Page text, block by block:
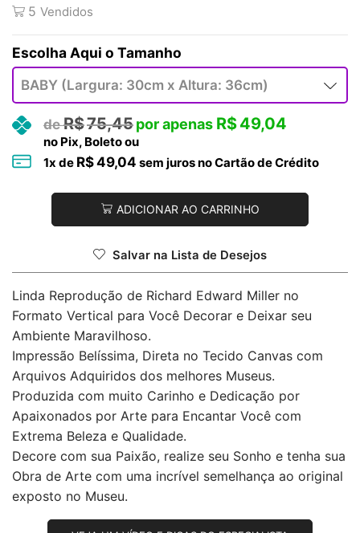
5 Vendidos
Tamanho
R$75,45 R$49,04
no Pix, Boleto ou
1x de R$49,04 sem juros no Cartão de Crédito
ADICIONAR AO CARRINHO
Salvar na Lista de Desejos
Linda Reprodução de Richard Edward Miller no
Formato Vertical para Você Decorar e Deixar seu
Ambiente Maravilhoso.
Impressão Belíssima, Direta no Tecido Canvas com
Arquivos Adquiridos dos melhores Museus.
Produzida com muito Carinho e Dedicação por
Apaixonados por Arte para Encantar Você com
Extrema Beleza e Qualidade.
Decore com sua Paixão, realize seu Sonho e tenha sua
Obra de Arte com uma incrível semelhança ao original
exposto no Museu.